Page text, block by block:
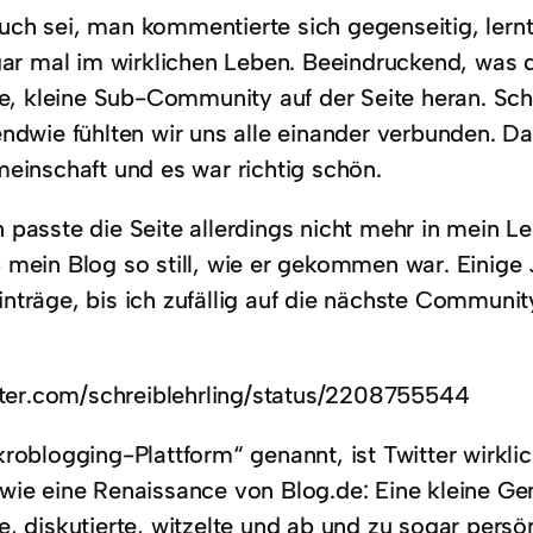
sei, man kommentierte sich gegenseitig,
mal im wirklichen Leben. Beeindruckend, was
kleine Sub-Community auf der Seite heran.
fühlten wir uns alle einander verbunden.
und es war richtig schön.
passte die Seite allerdings nicht mehr in mein
Blog so still, wie er gekommen war. Einige
bis ich zufällig auf die nächste
schreiblehrling/status/2208755544
Plattform“ genannt, ist Twitter
eine Renaissance von Blog.de: Eine kleine
diskutierte, witzelte und ab und zu sogar